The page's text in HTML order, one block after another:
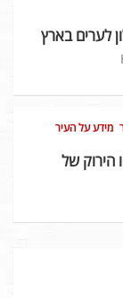
לערים בארץ
מידע על העיר
של